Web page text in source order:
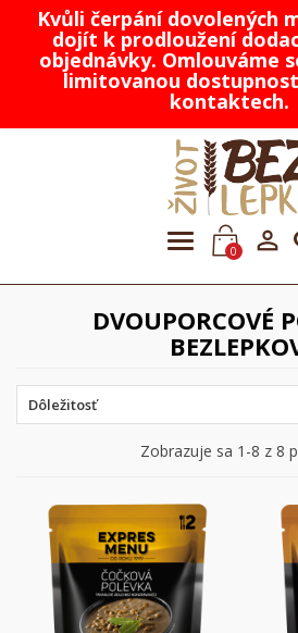
Kvůli čerpání dovolených
dojít k prodloužení
objednávky. Omlouváme
limitovanou
kontaktech.
0 
DVOUPORCOVÉ
Dôležitosť
Zobrazuje sa 1-8 z 8